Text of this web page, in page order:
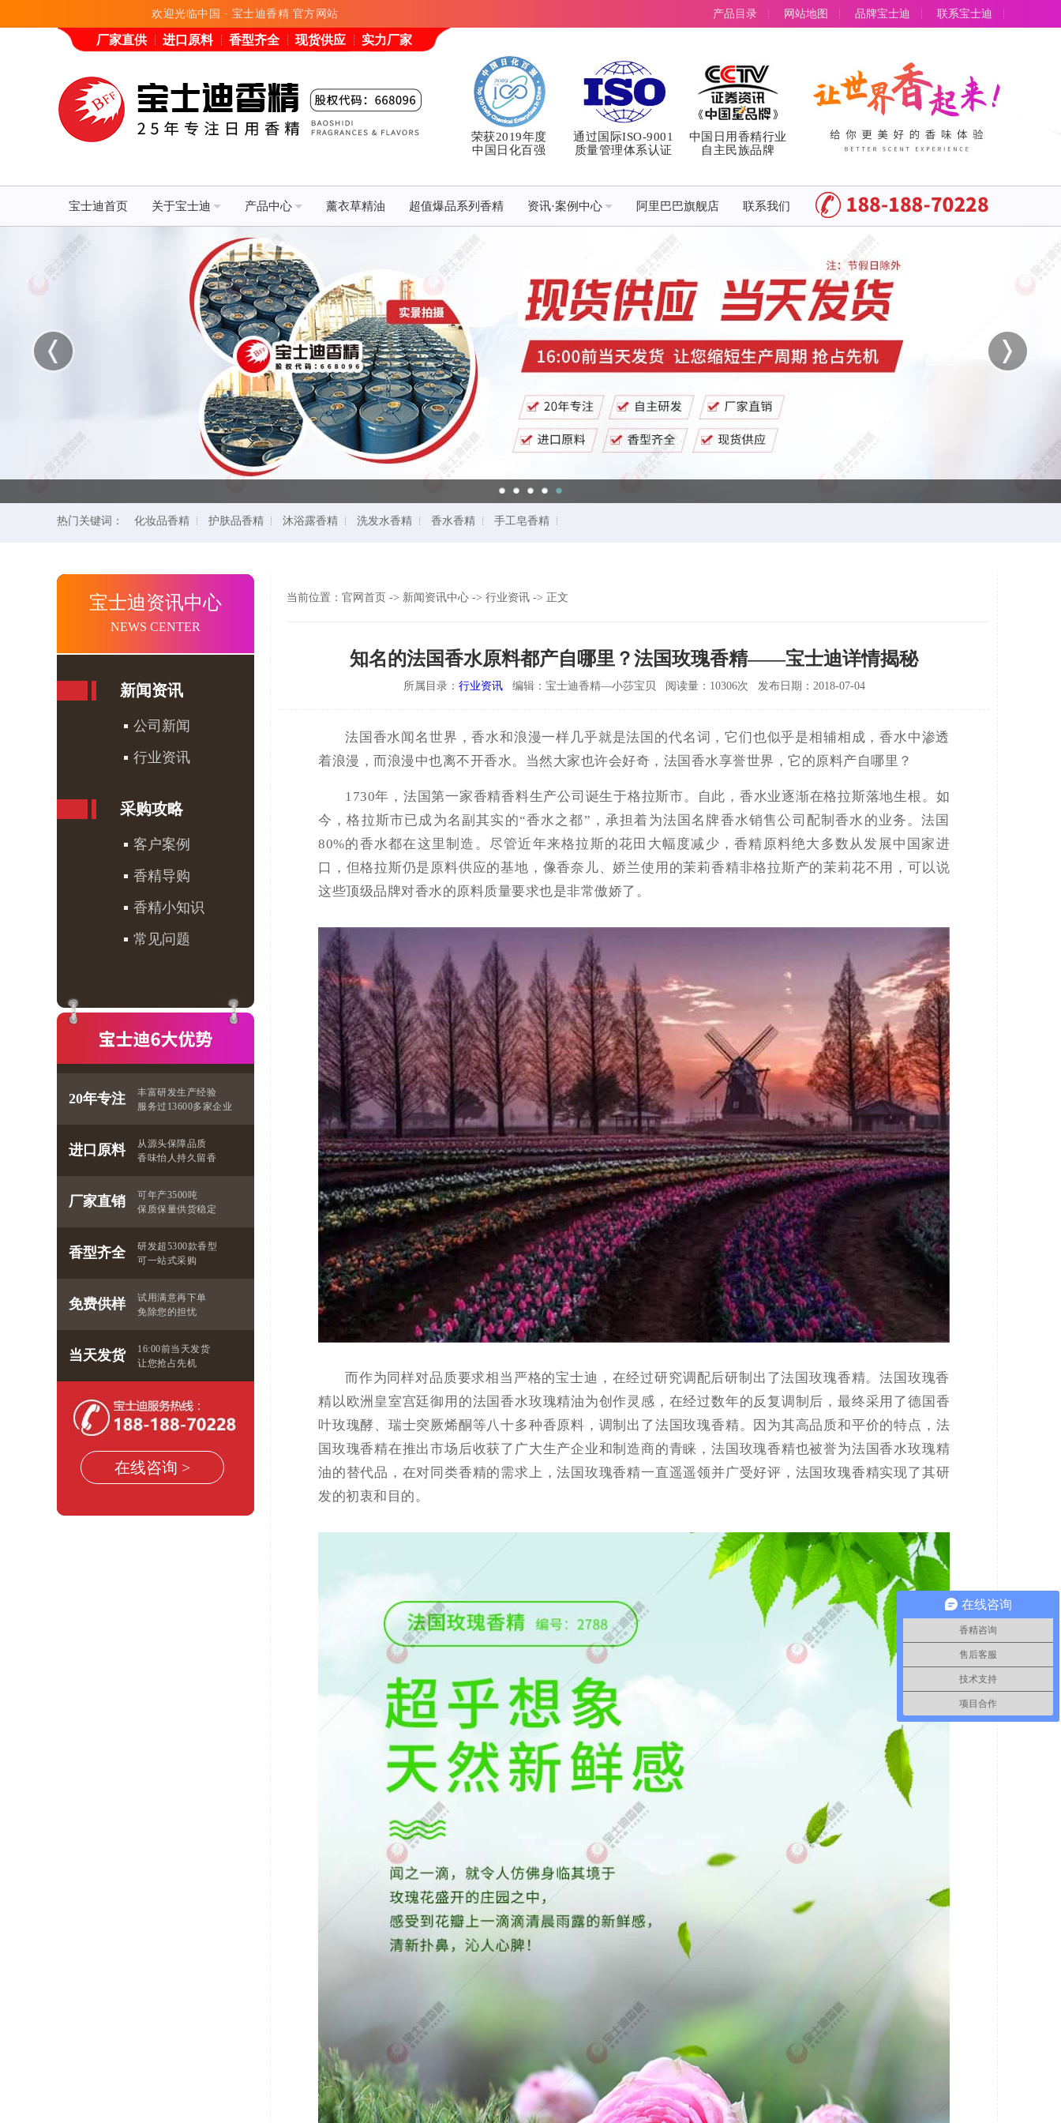
欢迎光临中国 · 宝士迪香精 官方网站 产品目录 网站地图 品牌宝士迪 联系宝士迪
厂家直供 进口原料 香型齐全 现货供应 实力厂家
荣获2019年度
中国日化百强
通过国际ISO-9001
质量管理体系认证
中国日用香精行业
自主民族品牌
宝士迪首页 关于宝士迪 产品中心 薰衣草精油 超值爆品系列香精 资讯·案例中心 阿里巴巴旗舰店 联系我们
热门关键词： 化妆品香精 护肤品香精 沐浴露香精 洗发水香精 香水香精 手工皂香精
宝士迪资讯中心
NEWS CENTER
新闻资讯
公司新闻
行业资讯
采购攻略
客户案例
香精导购
香精小知识
常见问题
20年专注
丰富研发生产经验
服务过13600多家企业
进口原料
从源头保障品质
香味怡人持久留香
厂家直销
可年产3500吨
保质保量供货稳定
香型齐全
研发超5300款香型
可一站式采购
免费供样
试用满意再下单
免除您的担忧
当天发货
16:00前当天发货
让您抢占先机
在线咨询 >
当前位置： 官网首页 -> 新闻资讯中心 -> 行业资讯 -> 正文
知名的法国香水原料都产自哪里？法国玫瑰香精——宝士迪详情揭秘
所属目录： 行业资讯编辑：宝士迪香精—小莎宝贝 阅读量：10306次 发布日期：2018-07-04
法国香水闻名世界，香水和浪漫一样几乎就是法国的代名词，它们也似乎是相辅相成，香水中渗透
着浪漫，而浪漫中也离不开香水。当然大家也许会好奇，法国香水享誉世界，它的原料产自哪里？
1730年，法国第一家香精香料生产公司诞生于格拉斯市。自此，香水业逐渐在格拉斯落地生根。如
今，格拉斯市已成为名副其实的“香水之都”，承担着为法国名牌香水销售公司配制香水的业务。法国
80%的香水都在这里制造。尽管近年来格拉斯的花田大幅度减少，香精原料绝大多数从发展中国家进
口，但格拉斯仍是原料供应的基地，像香奈儿、娇兰使用的茉莉香精非格拉斯产的茉莉花不用，可以说
这些顶级品牌对香水的原料质量要求也是非常傲娇了。
而作为同样对品质要求相当严格的宝士迪，在经过研究调配后研制出了法国玫瑰香精。法国玫瑰香
精以欧洲皇室宫廷御用的法国香水玫瑰精油为创作灵感，在经过数年的反复调制后，最终采用了德国香
叶玫瑰酵、瑞士突厥烯酮等八十多种香原料，调制出了法国玫瑰香精。因为其高品质和平价的特点，法
国玫瑰香精在推出市场后收获了广大生产企业和制造商的青睐，法国玫瑰香精也被誉为法国香水玫瑰精
油的替代品，在对同类香精的需求上，法国玫瑰香精一直遥遥领并广受好评，法国玫瑰香精实现了其研
发的初衷和目的。
在线咨询
香精咨询
售后客服
技术支持
项目合作